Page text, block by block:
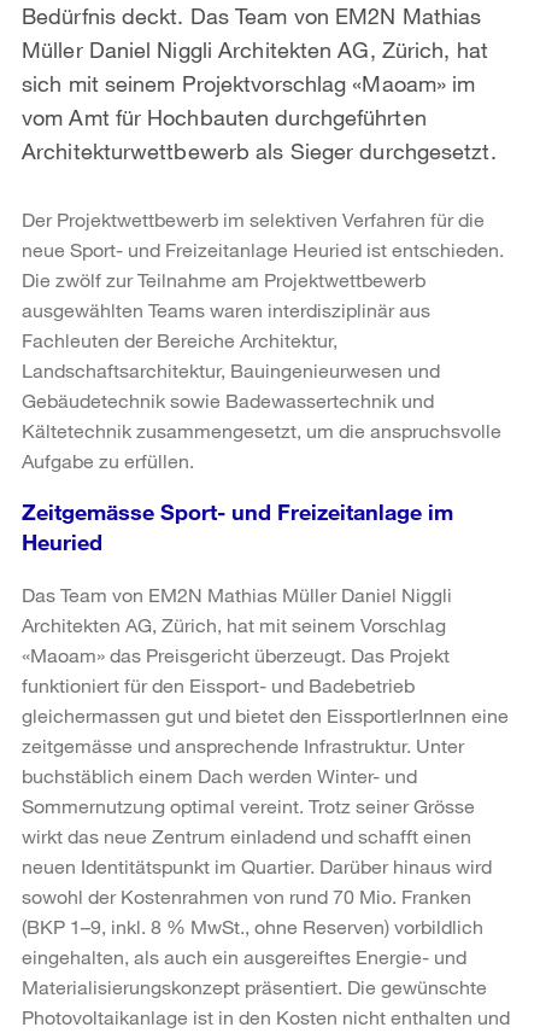
Bedürfnis deckt. Das Team von EM2N Mathias
Müller Daniel Niggli Architekten AG, Zürich, hat
sich mit seinem Projektvorschlag «Maoam» im
vom Amt für Hochbauten durchgeführten
Architekturwettbewerb als Sieger durchgesetzt.
Der Projektwettbewerb im selektiven Verfahren für die
neue Sport- und Freizeitanlage Heuried ist entschieden.
Die zwölf zur Teilnahme am Projektwettbewerb
ausgewählten Teams waren interdisziplinär aus
Fachleuten der Bereiche Architektur,
Landschaftsarchitektur, Bauingenieurwesen und
Gebäudetechnik sowie Badewassertechnik und
Kältetechnik zusammengesetzt, um die anspruchsvolle
Aufgabe zu erfüllen.
Zeitgemässe Sport- und Freizeitanlage im
Heuried
Das Team von EM2N Mathias Müller Daniel Niggli
Architekten AG, Zürich, hat mit seinem Vorschlag
«Maoam» das Preisgericht überzeugt. Das Projekt
funktioniert für den Eissport- und Badebetrieb
gleichermassen gut und bietet den EissportlerInnen eine
zeitgemässe und ansprechende Infrastruktur. Unter
buchstäblich einem Dach werden Winter- und
Sommernutzung optimal vereint. Trotz seiner Grösse
wirkt das neue Zentrum einladend und schafft einen
neuen Identitätspunkt im Quartier. Darüber hinaus wird
sowohl der Kostenrahmen von rund 70 Mio. Franken
(BKP 1–9, inkl. 8 % MwSt., ohne Reserven) vorbildlich
eingehalten, als auch ein ausgereiftes Energie- und
Materialisierungskonzept präsentiert. Die gewünschte
Photovoltaikanlage ist in den Kosten nicht enthalten und